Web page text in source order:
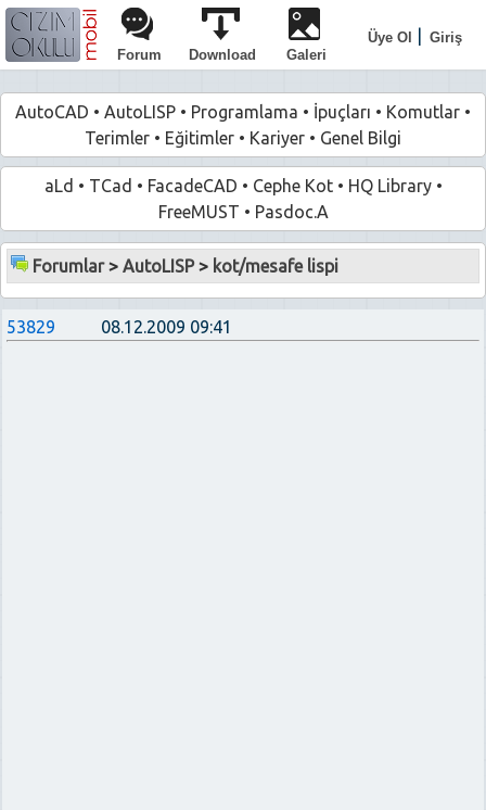
Üye Ol
Giriş
Forum
Download Galeri
AutoCAD • AutoLISP • Programlama • İpuçları • Komutlar •
Terimler • Eğitimler • Kariyer • Genel Bilgi
aLd • TCad • FacadeCAD • Cephe Kot• HQ Library•
FreeMUST • Pasdoc.A
Forumlar>AutoLISP> kot/mesafe lispi
53829 08.12.2009 09:41